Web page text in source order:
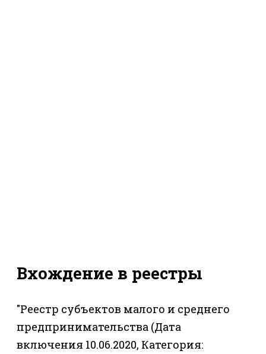
Вхождение в реестры
"Реестр субъектов малого и среднего
предпринимательства (Дата
включения 10.06.2020, Категория: